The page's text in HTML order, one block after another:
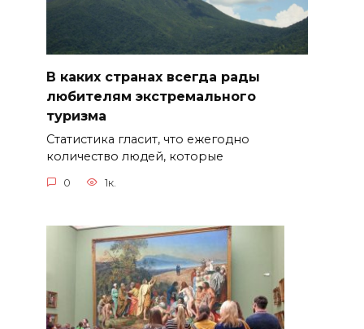
В каких странах всегда рады
любителям экстремального
туризма
Статистика гласит, что ежегодно
количество людей, которые
0 1к.